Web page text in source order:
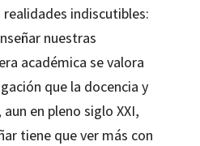
indiscutibles:
nuestras
académica se valora
que la docencia y
en pleno siglo XXI,
tiene que ver más con